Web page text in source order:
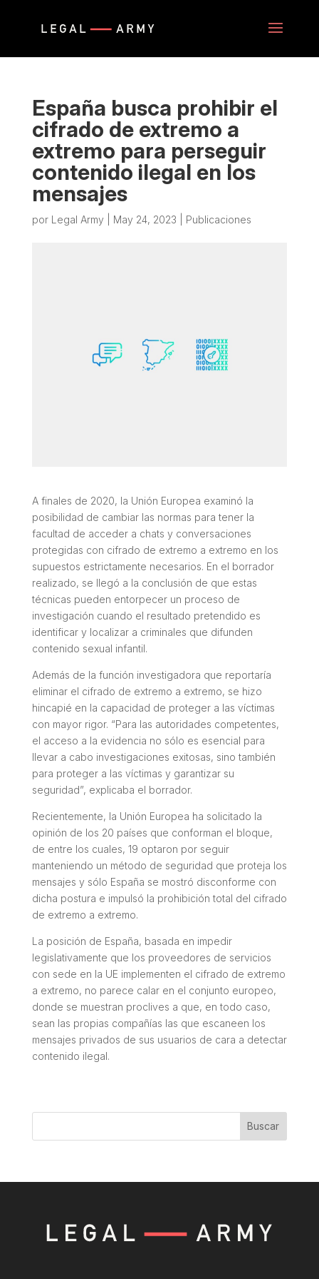
España busca prohibir el
cifrado de extremo a
extremo para perseguir
contenido ilegal en los
mensajes
por Legal Army May 24, 2023 Publicaciones
A finales de 2020, la Unión Europea examinó la
posibilidad de cambiar las normas para tener la
facultad de acceder a chats y conversaciones
protegidas con cifrado de extremo a extremo en los
supuestos estrictamente necesarios. En el borrador
realizado, se llegó a la conclusión de que estas
técnicas pueden entorpecer un proceso de
investigación cuando el resultado pretendido es
identificar y localizar a criminales que difunden
contenido sexual infantil.
Además de la función investigadora que reportaría
eliminar el cifrado de extremo a extremo, se hizo
hincapié en la capacidad de proteger a las víctimas
con mayor rigor. “Para las autoridades competentes,
el acceso a la evidencia no sólo es esencial para
llevar a cabo investigaciones exitosas, sino también
para proteger a las víctimas y garantizar su
seguridad”, explicaba el borrador.
Recientemente, la Unión Europea ha solicitado la
opinión de los 20 países que conforman el bloque,
de entre los cuales, 19 optaron por seguir
manteniendo un método de seguridad que proteja los
mensajes y sólo España se mostró disconforme con
dicha postura e impulsó la prohibición total del cifrado
de extremo a extremo.
La posición de España, basada en impedir
legislativamente que los proveedores de servicios
con sede en la UE implementen el cifrado de extremo
a extremo, no parece calar en el conjunto europeo,
donde se muestran proclives a que, en todo caso,
sean las propias compañías las que escaneen los
mensajes privados de sus usuarios de cara a detectar
contenido ilegal.
Buscar